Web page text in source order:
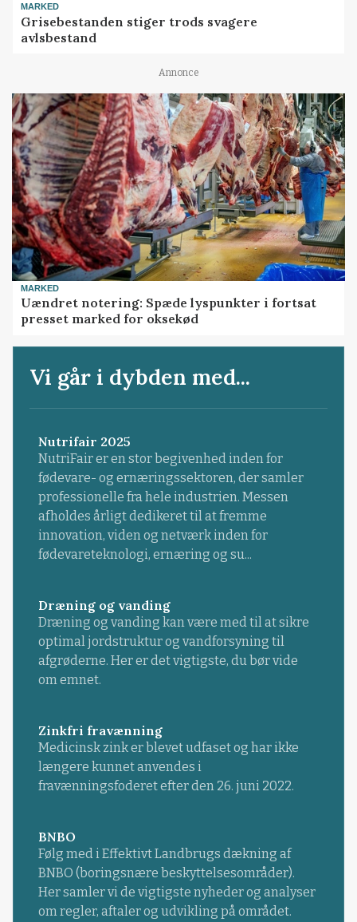
MARKED
Grisebestanden stiger trods svagere
avlsbestand
Annonce
MARKED
Uændret notering: Spæde lyspunkter i fortsat
presset marked for oksekød
Vi går i dybden med...
Nutrifair 2025
NutriFair er en stor begivenhed inden for
fødevare- og ernæringssektoren, der samler
professionelle fra hele industrien. Messen
afholdes årligt dedikeret til at fremme
innovation, viden og netværk inden for
fødevareteknologi, ernæring og su...
Dræning og vanding
Dræning og vanding kan være med til at sikre
optimal jordstruktur og vandforsyning til
afgrøderne. Her er det vigtigste, du bør vide
om emnet.
Zinkfri fravænning
Medicinsk zink er blevet udfaset og har ikke
længere kunnet anvendes i
fravænningsfoderet efter den 26. juni 2022.
BNBO
Følg med i Effektivt Landbrugs dækning af
BNBO (boringsnære beskyttelsesområder).
Her samler vi de vigtigste nyheder og analyser
om regler, aftaler og udvikling på området.